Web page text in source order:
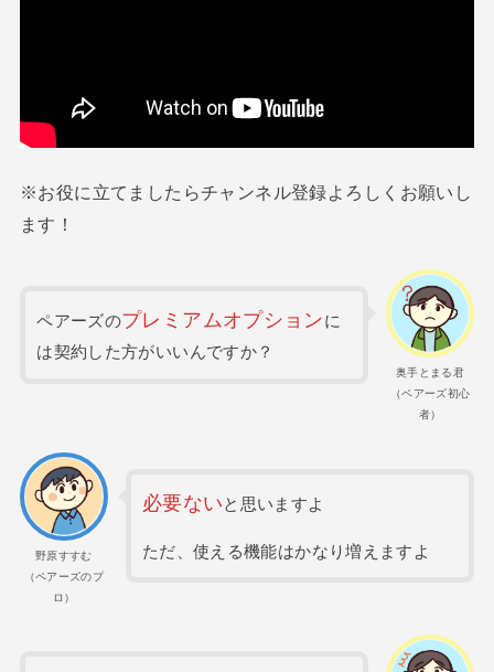
※お役に立てましたらチャンネル登録よろしくお願いし
ます！
奥手とまる君
（ペアーズ初心
者）
ペアーズのプレミアムオプションに
は契約した方がいいんですか？
野原すすむ
（ペアーズのプ
ロ）
必要ないと思いますよ
ただ、使える機能はかなり増えますよ